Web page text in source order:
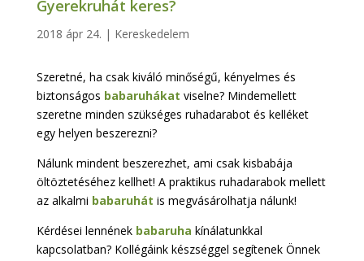
Gyerekruhát keres?
2018 ápr 24. | Kereskedelem
Szeretné, ha csak kiváló minőségű, kényelmes és
biztonságos babaruhákat viselne? Mindemellett
szeretne minden szükséges ruhadarabot és kelléket
egy helyen beszerezni?
Nálunk mindent beszerezhet, ami csak kisbabája
öltöztetéséhez kellhet! A praktikus ruhadarabok mellett
az alkalmi babaruhát is megvásárolhatja nálunk!
Kérdései lennének babaruha kínálatunkkal
kapcsolatban? Kollégáink készséggel segítenek Önnek